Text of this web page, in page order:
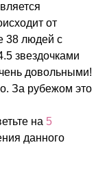
от
38 людей с
звездочками
довольными!
За рубежом это
на 5
данного